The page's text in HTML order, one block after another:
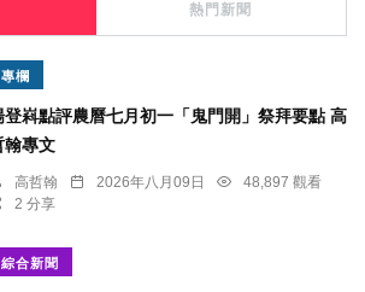
熱門新聞
專欄
登嵙點評農曆七月初一「鬼門開」祭拜要點 高
翰專文
高哲翰 2026年八月09日
48,897 觀看
2 分享
綜合新聞